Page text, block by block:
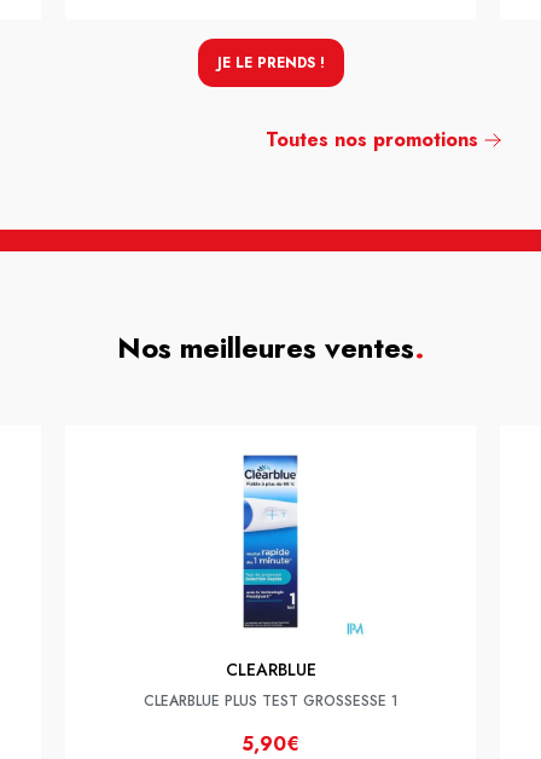
JE LE PRENDS !
Toutes nos promotions
Nos meilleures ventes.
CLEARBLUE
CLEARBLUE PLUS TEST GROSSESSE 1
5,90€